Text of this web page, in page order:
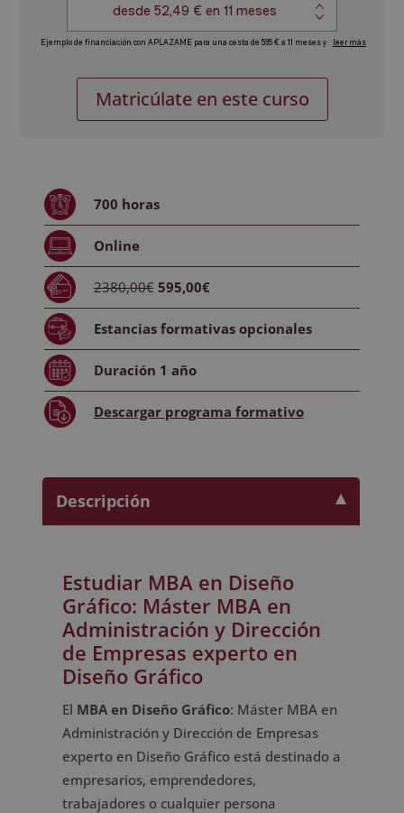
en
en
de
experto
Diseño
Matricúlate en este curso
700 horas
Online
2380,00€ 595,00€
Estancias formativasopcionales
Duración 1 año
Descargar programa formativo
Descripción
Estudiar MBA en Diseño
Gráfico: Máster MBA en
Administración y Dirección
de Empresas experto en
Diseño Gráfico
El MBA en Diseño Gráfico: Máster MBA en
Administración y Dirección de Empresas
experto en Diseño Gráfico está destinado a
empresarios, emprendedores,
trabajadores o cualquier persona